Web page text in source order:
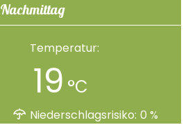
Nachmittag
Temperatur:
19 °C
Niederschlagsrisiko: 0 %